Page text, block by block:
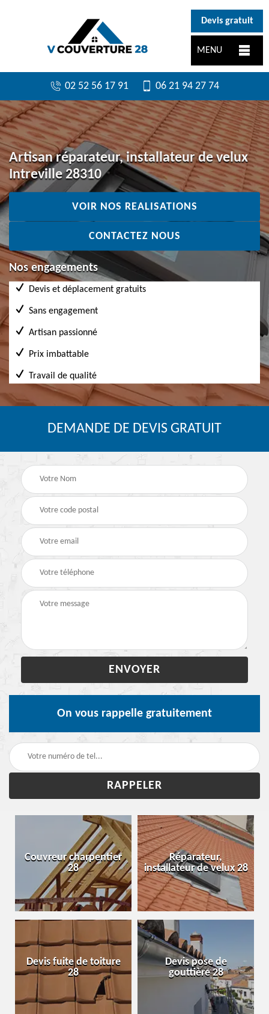
Devis gratuit
MENU
02 52 56 17 91 06 21 94 27 74
Artisan réparateur, installateur de velux
Intreville 28310
VOIR NOS REALISATIONS
CONTACTEZ NOUS
Nos engagements
Devis et déplacement gratuits
Sans engagement
Artisan passionné
Prix imbattable
Travail de qualité
DEMANDE DE DEVIS GRATUIT
On vous rappelle gratuitement
Couvreur charpentier
28
Réparateur,
installateur de velux 28
Devis fuite de toiture
28
Devis pose de
gouttière 28